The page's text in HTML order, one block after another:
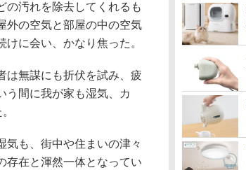
汚れを除去してくれるも
外の空気と部屋の中の空気
に会い、かなり焦った。
無謀にも折伏を試み、疲
う間に我が家も湿気、カ
も、街中や住まいの津々
存在と渾然一体となってい